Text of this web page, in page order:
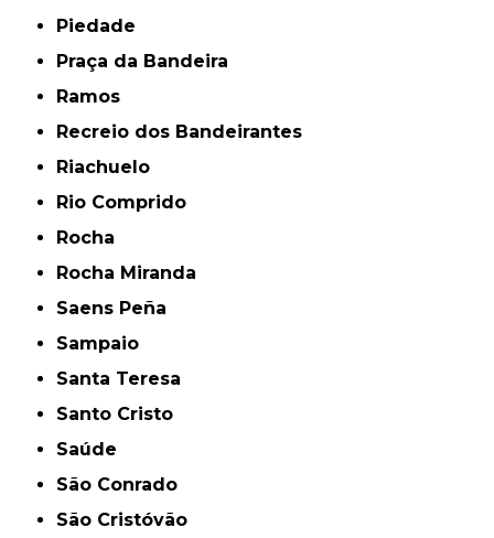
Piedade
Praça da Bandeira
Ramos
Recreio dos Bandeirantes
Riachuelo
Rio Comprido
Rocha
Rocha Miranda
Saens Peña
Sampaio
Santa Teresa
Santo Cristo
Saúde
São Conrado
São Cristóvão